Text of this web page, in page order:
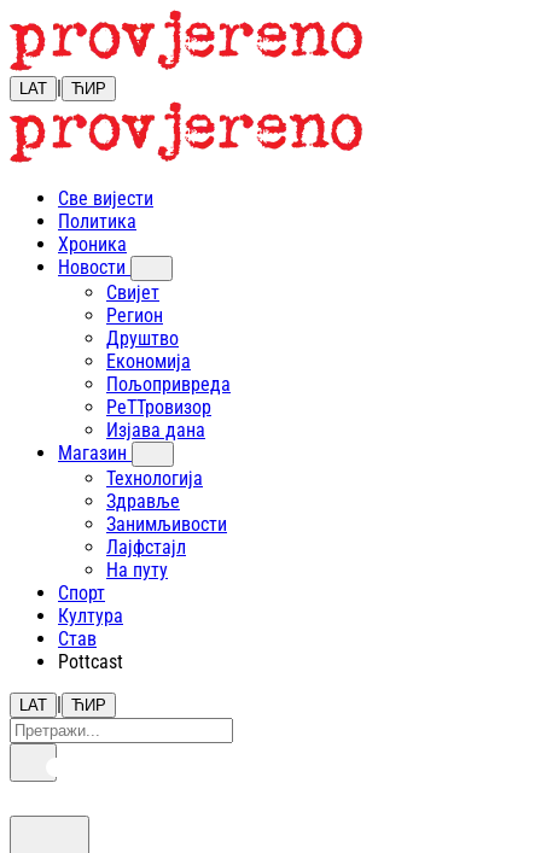
LAT | ЋИР
Све вијести
Политика
Хроника
Новости
Свијет
Регион
Друштво
Економија
Пољопривреда
РеТТровизор
Изјава дана
Магазин
Технологија
Здравље
Занимљивости
Лајфстajл
На путу
Спорт
Култура
Став
Pottcast
LAT | ЋИР